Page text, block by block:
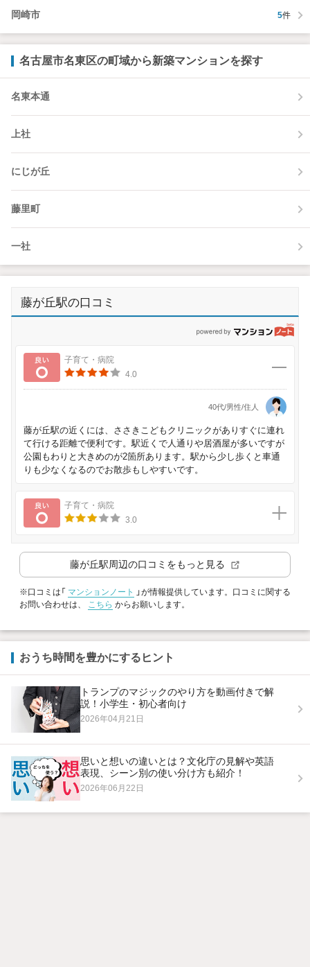
岡崎市 5件
名古屋市名東区の町域から新築マンションを探す
名東本通
上社
にじが丘
藤里町
一社
藤が丘駅の口コミ
良い
子育て・病院
4.0
40代/男性/住人
藤が丘駅の近くには、ささきこどもクリニックがありすぐに連れ
て行ける距離で便利です。駅近くで人通りや居酒屋が多いですが
公園もわりと大きめのが2箇所あります。駅から少し歩くと車通
りも少なくなるのでお散歩もしやすいです。
良い
子育て・病院
3.0
藤が丘駅周辺の口コミをもっと見る
※口コミは「 マンションノート
」が情報提供しています。口コミに関する
お問い合わせは、 こちら からお願いします。
おうち時間を豊かにするヒント
トランプのマジックのやり方を動画付きで解
説！小学生・初心者向け
2026年04月21日
思いと想いの違いとは？文化庁の見解や英語
表現、シーン別の使い分け方も紹介！
2026年06月22日